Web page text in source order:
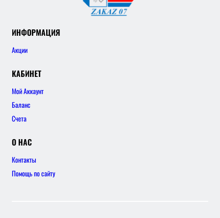
ИНФОРМАЦИЯ
Акции
КАБИНЕТ
Мой Аккаунт
Баланс
Счета
О НАС
Контакты
Помощь по сайту